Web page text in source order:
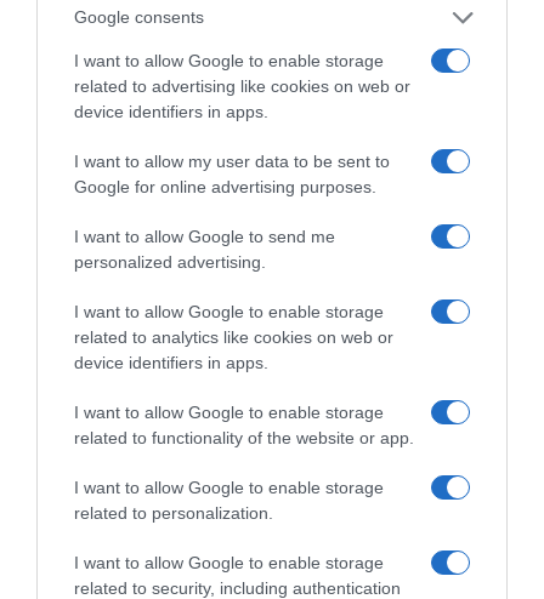
Google consents
I want to allow Google to enable storage
related to advertising like cookies on web or
device identifiers in apps.
I want to allow my user data to be sent to
Google for online advertising purposes.
I want to allow Google to send me
personalized advertising.
I want to allow Google to enable storage
related to analytics like cookies on web or
device identifiers in apps.
I want to allow Google to enable storage
related to functionality of the website or app.
I want to allow Google to enable storage
related to personalization.
I want to allow Google to enable storage
related to security, including authentication
ΠΑΤΗΣΤΕ ΓΙΑ LIVE ΚΙΝΗΣΗ
ΤΟ ΠΑΡΟΝ ΤΗΣ ΚΥΡΙΑΚΗΣ